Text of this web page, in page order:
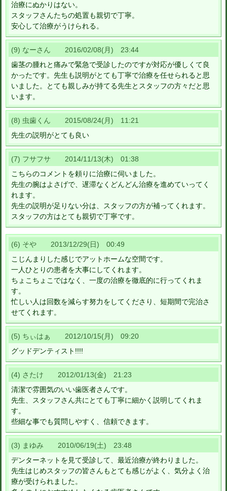
治療にぬかりはない。
スタッフさんたちの処置も親切で丁寧。
安心して治療がうけられる。
(9) なーさん 2016/02/08(月) 23:44
歯茎の腫れと痛みで緊急で受診したのですが対応が優しくて良
かったです。先生も説明がとても丁寧で治療を任せられると思
いました。とても親しみが持てる先生とスタッフの方々だと思
います。
(8) 虫歯くん 2015/08/24(月) 11:21
先生の説明がとても良い
(7) フサフサ 2014/11/13(木) 01:38
こちらのコメントを頼りに治療に伺いました。
先生の腕はよさげで、遅滞なくどんどん治療を進めていってく
れます。
先生の説明が足りない分は、スタッフの方が補ってくれます。
スタッフの方はとても親切で丁寧です。
(6) そや 2013/12/29(日) 00:49
こじんまりした感じでアットホームな空間です。
一人ひとりの患者を大事にしてくれます。
ちょこちょこではなく、一度の治療を徹底的に行ってくれま
す。
忙しい人は回数を減らす努力をしてくださり、短期間で完治さ
せてくれます。
(5) ちぃはぁ 2012/10/15(月) 09:20
グッドデンティスト!!!!
(4) さたけ 2012/01/13(金) 21:23
清潔で雰囲気のいい歯医者さんです。
先生、スタッフさん共にとても丁寧に細かく説明してくれま
す。
些細な事でも質問しやすく、信頼できます。
(3) まゆみ 2010/06/19(土) 23:48
デンターネットを見て受診して、最近治療が終わりました。
先生はじめスタッフの皆さんもとても感じがよく、気分よく治
療が受けられました。